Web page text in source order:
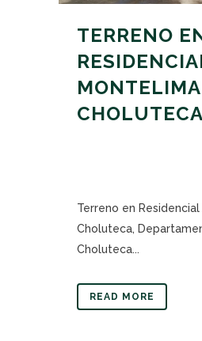
TERRENO
CHOLUTECA
Terreno en
Choluteca,
Choluteca...
READ MORE